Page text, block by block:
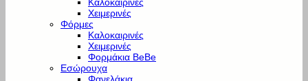
Χειμερινές
Φόρμες
Καλοκαιρινές
Χειμερινές
Φορμάκια BeBe
Εσώρουχα